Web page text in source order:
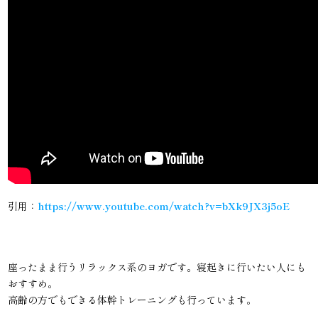
引用： https://www.youtube.com/watch?v=bXk9JX3j5oE
座ったまま行うリラックス系のヨガです。寝起きに行いたい人にも
おすすめ。
高齢の方でもできる体幹トレーニングも行っています。